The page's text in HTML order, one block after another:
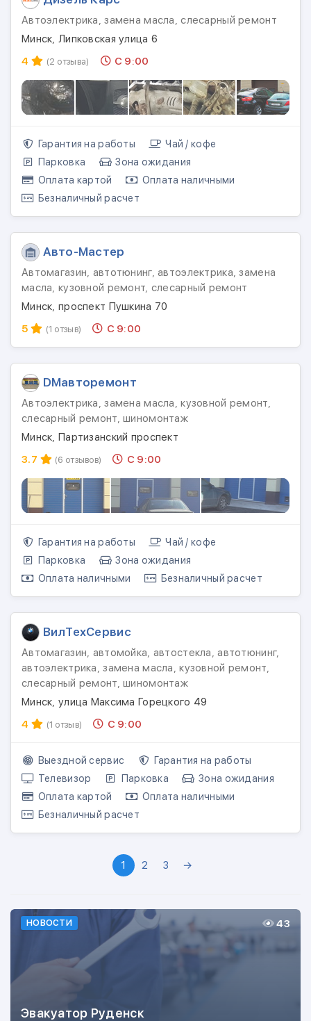
Автоэлектрика, замена масла, слесарный ремонт
Минск, Липковская улица 6
4
(2 отзыва) С 9:00
Гарантия на работы
Чай / кофе
Парковка
Зона ожидания
Оплата картой
Оплата наличными
Безналичный расчет
Авто-Мастер
Автомагазин, автотюнинг, автоэлектрика, замена
масла, кузовной ремонт, слесарный ремонт
Минск, проспект Пушкина 70
5
(1 отзыв) С 9:00
DMавторемонт
Автоэлектрика, замена масла, кузовной ремонт,
слесарный ремонт, шиномонтаж
Минск, Партизанский проспект
3.7
(6 отзывов) С 9:00
Гарантия на работы
Чай / кофе
Парковка
Зона ожидания
Оплата наличными
Безналичный расчет
ВилТехСервис
Автомагазин, автомойка, автостекла, автотюнинг,
автоэлектрика, замена масла, кузовной ремонт,
слесарный ремонт, шиномонтаж
Минск, улица Максима Горецкого 49
4
(1 отзыв) С 9:00
Выездной сервис
Гарантия на работы
Телевизор
Парковка
Зона ожидания
Оплата картой
Оплата наличными
Безналичный расчет
1 2 3 →
НОВОСТИ
Эвакуатор Руденск
43